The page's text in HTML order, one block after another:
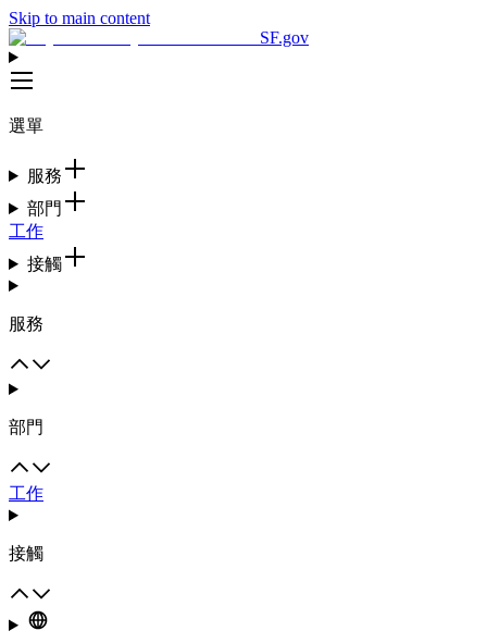
Skip to main content
SF.gov
選單
服務
部門
工作
接觸
服務
部門
工作
接觸